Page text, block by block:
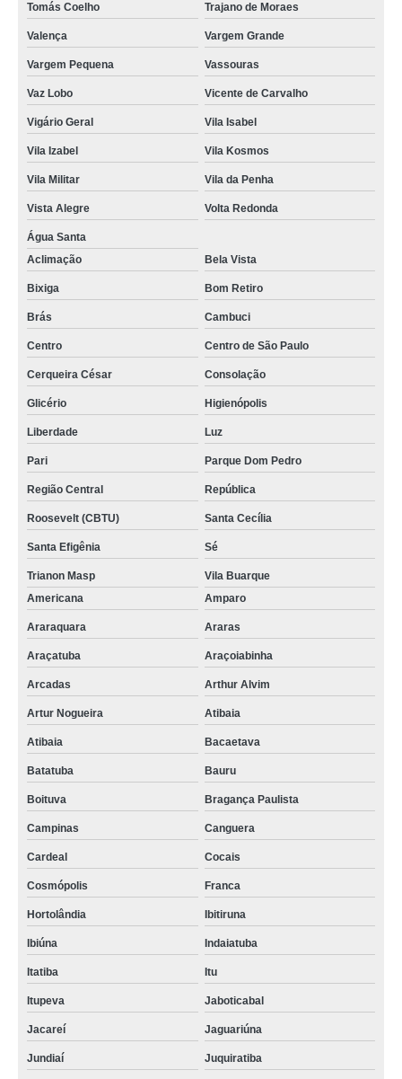
Tomás Coelho Trajano de Moraes
Valença Vargem Grande
Vargem Pequena Vassouras
Vaz Lobo Vicente de Carvalho
Vigário Geral Vila Isabel
Vila Izabel Vila Kosmos
Vila Militar Vila da Penha
Vista Alegre Volta Redonda
Água Santa
Aclimação
Bela Vista
Bixiga Bom Retiro
Brás Cambuci
Centro Centro de São Paulo
Cerqueira César Consolação
Glicério Higienópolis
Liberdade Luz
Pari Parque Dom Pedro
Região Central República
Roosevelt (CBTU) Santa Cecília
Santa Efigênia Sé
Trianon Masp
Vila Buarque
Americana
Amparo
Araraquara Araras
Araçatuba Araçoiabinha
Arcadas Arthur Alvim
Artur Nogueira Atibaia
Atibaia Bacaetava
Batatuba Bauru
Boituva Bragança Paulista
Campinas Canguera
Cardeal Cocais
Cosmópolis Franca
Hortolândia Ibitiruna
Ibiúna Indaiatuba
Itatiba Itu
Itupeva Jaboticabal
Jacareí Jaguariúna
Jundiaí Juquiratiba